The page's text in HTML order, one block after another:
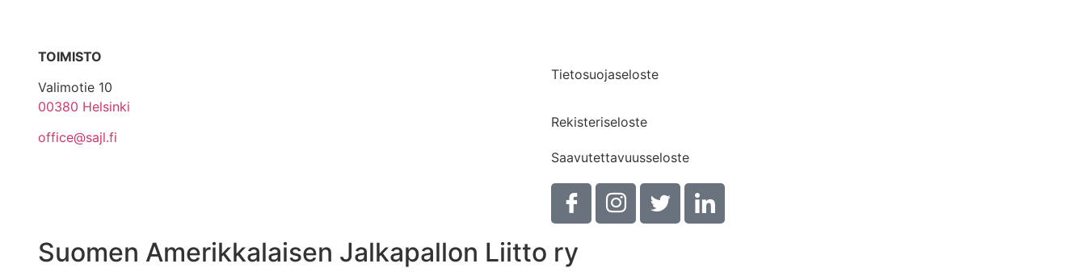
TOIMISTO
Valimotie 10
00380 Helsinki
office@sajl.fi
Tietosuojaseloste
Rekisteriseloste
Saavutettavuusseloste
Suomen Amerikkalaisen Jalkapallon Liitto ry